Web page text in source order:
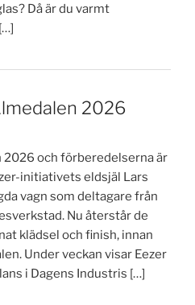
Då är du varmt
2026
2026 och förberedelserna är
initiativets eldsjäl Lars
vagn som deltagare från
Nu återstår de
klädsel och finish, innan
Under veckan visar Eezer
i Dagens Industris […]